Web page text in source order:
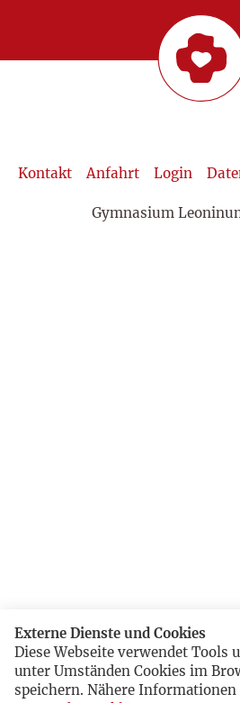
Kontakt Anfahrt Login
Gymnasium
Externe Dienste und Cookies
Diese Webseite verwendet Tools
unter Umständen Cookies im
speichern. Nähere Informationen